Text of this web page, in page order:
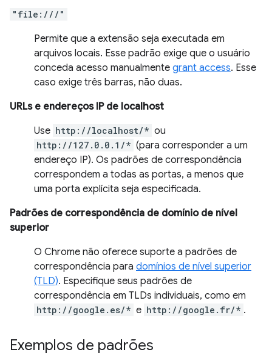
"file:///"
Permite que a extensão seja executada em
arquivos locais. Esse padrão exige que o usuário
conceda acesso manualmente grant access. Esse
caso exige três barras, não duas.
URLs e endereços IP de localhost
Use http://localhost/* ou
http://127.0.0.1/* (para corresponder a um
endereço IP). Os padrões de correspondência
correspondem a todas as portas, a menos que
uma porta explícita seja especificada.
Padrões de correspondência de domínio de nível
superior
O Chrome não oferece suporte a padrões de
correspondência para domínios de nível superior
(TLD). Especifique seus padrões de
correspondência em TLDs individuais, como em
http://google.es/* e http://google.fr/* .
Exemplos de padrões